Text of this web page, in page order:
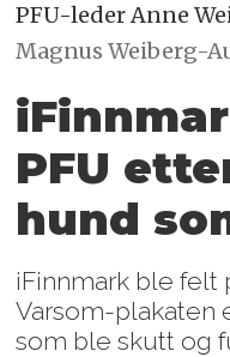
PFU-leder Anne
Magnus Weiberg-
PFU
hund
iFinnmark ble felt
Varsom-plakaten
som ble skutt og